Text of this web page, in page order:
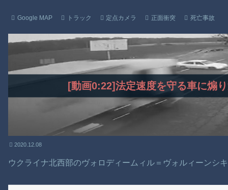
Google MAP トラック 定点カメラ 正面衝突 死亡事故
[動画0:22]法定速度を守る車に煽
2020.12.08
ウクライナ北西部のヴォロディームィル＝ヴォルィーンシ